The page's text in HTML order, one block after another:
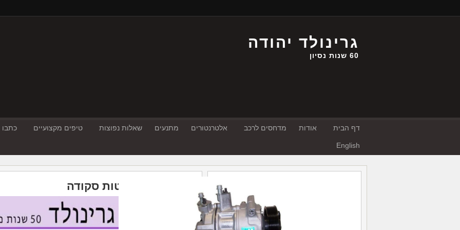
גרינולד יהודה
60 שנות נסיון
דף הבית אודות מדחסים לרכב אלטרנטורים מתנעים שאלות נפוצות טיפים מקצועיים כתבו
English
שסתום התפשטות סקודה